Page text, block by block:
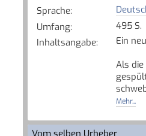
Sprache:
Umfang:
495 S.
Inhaltsangabe:
Ein
Als
[Quelle:
Mehr...